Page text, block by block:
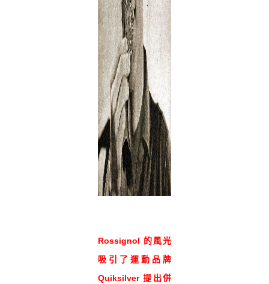
Rossignol 的風光
吸引了運動品牌
Quiksilver 提出併